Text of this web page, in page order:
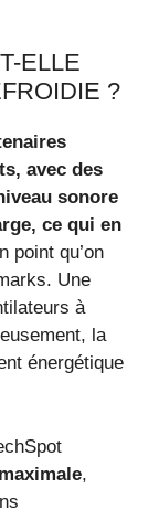
ELLE
?
avec des
sonore
ce qui en
point qu’on
Une
à
la
énergétique
,